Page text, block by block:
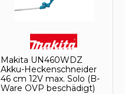
Makita UN460WDZ
Akku-Heckenschneider
46 cm 12V max. Solo (B-
Ware OVP beschädigt)